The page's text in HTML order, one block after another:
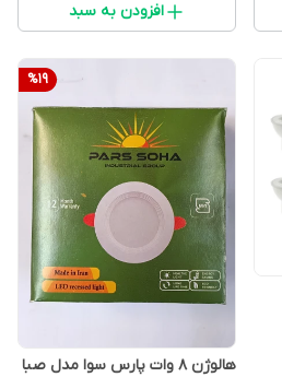
افزودن به سبد
%19
هالوژن ۸ وات پارس سوا مدل صبا